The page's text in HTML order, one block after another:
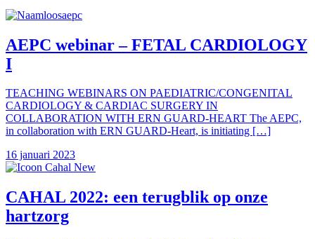
AEPC webinar –FETAL CARDIOLOGY
I
TEACHING WEBINARS ON PAEDIATRIC/CONGENITAL
CARDIOLOGY & CARDIAC SURGERY IN
COLLABORATION WITH ERN GUARD-HEART The AEPC,
in collaboration with ERN GUARD-Heart, is initiating […]
16 januari 2023
CAHAL 2022: een terugblik op onze
hartzorg